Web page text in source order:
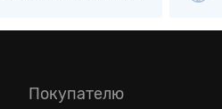
Покупателю